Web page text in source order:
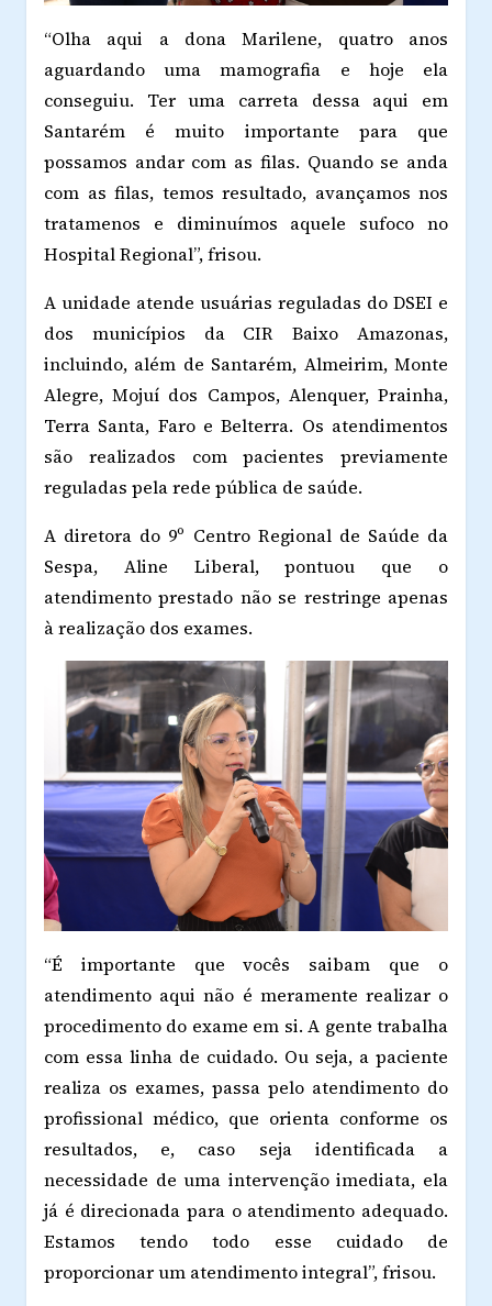
“Olha aqui a dona Marilene, quatro anos
aguardando uma mamografia e hoje ela
conseguiu. Ter uma carreta dessa aqui em
Santarém é muito importante para que
possamos andar com as filas. Quando se anda
com as filas, temos resultado, avançamos nos
tratamenos e diminuímos aquele sufoco no
Hospital Regional”, frisou.
A unidade atende usuárias reguladas do DSEI e
dos municípios da CIR Baixo Amazonas,
incluindo, além de Santarém, Almeirim, Monte
Alegre, Mojuí dos Campos, Alenquer, Prainha,
Terra Santa, Faro e Belterra. Os atendimentos
são realizados com pacientes previamente
reguladas pela rede pública de saúde.
A diretora do 9º Centro Regional de Saúde da
Sespa, Aline Liberal, pontuou que o
atendimento prestado não se restringe apenas
à realização dos exames.
“É importante que vocês saibam que o
atendimento aqui não é meramente realizar o
procedimento do exame em si. A gente trabalha
com essa linha de cuidado. Ou seja, a paciente
realiza os exames, passa pelo atendimento do
profissional médico, que orienta conforme os
resultados, e, caso seja identificada a
necessidade de uma intervenção imediata, ela
já é direcionada para o atendimento adequado.
Estamos tendo todo esse cuidado de
proporcionar um atendimento integral”, frisou.